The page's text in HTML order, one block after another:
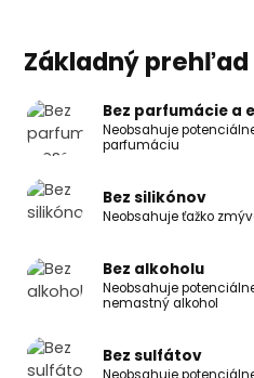
Základný prehľad
Bez parfumácie a
Neobsahuje
parfumáciu
Bez silikónov
Neobsahuje ťažko
Bez alkoholu
Neobsahuje
nemastný alkohol
Bez sulfátov
Neobsahuje